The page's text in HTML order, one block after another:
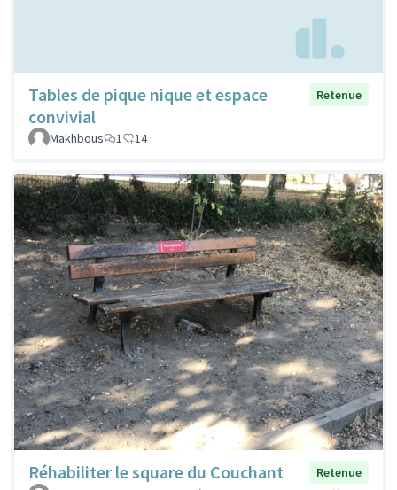
Tables de pique nique et espace
convivial
Retenue
Makhbous 1 14
Réhabiliter le square du Couchant
Retenue